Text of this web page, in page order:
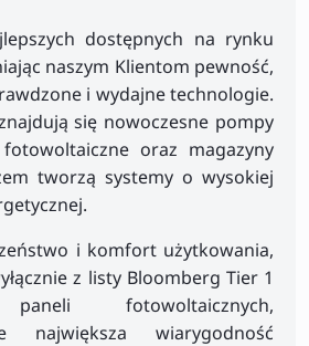
dostępnych na rynku
naszym Klientom pewność,
i wydajne technologie.
się nowoczesne pompy
fotowoltaiczne oraz magazyny
tworzą systemy o wysokiej
i komfort użytkowania,
z listy Bloomberg Tier 1
fotowoltaicznych,
największa wiarygodność